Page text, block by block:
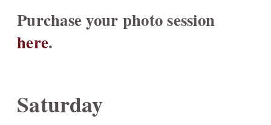
Purchase your photo session
here.
Saturday